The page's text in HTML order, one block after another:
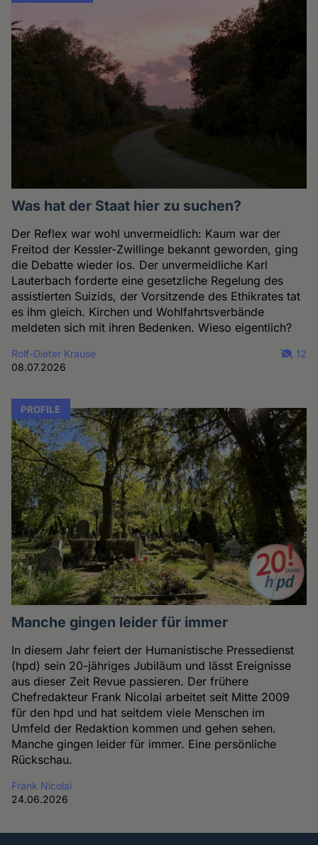
Was hat der Staat hier zu suchen?
Der Reflex war wohl unvermeidlich: Kaum war der
Freitod der Kessler-Zwillinge bekannt geworden, ging
die Debatte wieder los. Der unvermeidliche Karl
Lauterbach forderte eine gesetzliche Regelung des
assistierten Suizids, der Vorsitzende des Ethikrates tat
es ihm gleich. Kirchen und Wohlfahrtsverbände
meldeten sich mit ihren Bedenken. Wieso eigentlich?
Rolf-Dieter Krause
08.07.2026
12
PROFILE
Manche gingen leider für immer
In diesem Jahr feiert der Humanistische Pressedienst
(hpd) sein 20-jähriges Jubiläum und lässt Ereignisse
aus dieser Zeit Revue passieren. Der frühere
Chefredakteur Frank Nicolai arbeitet seit Mitte 2009
für den hpd und hat seitdem viele Menschen im
Umfeld der Redaktion kommen und gehen sehen.
Manche gingen leider für immer. Eine persönliche
Rückschau.
Frank Nicolai
24.06.2026